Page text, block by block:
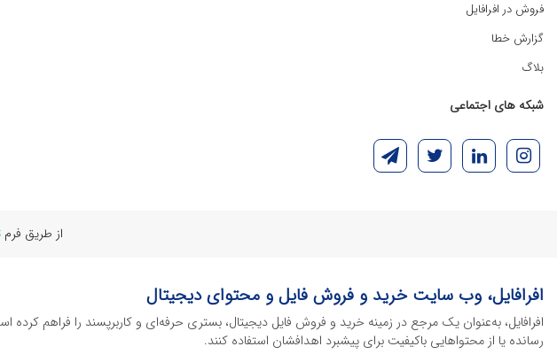
فروش در افرافایل
گزارش خطا
بلاگ
شبکه های اجتماعی
از طریق فرم
افرافایل، وب سایت خرید و فروش فایل و محتوای دیجیتال
افرافایل، به‌عنوان یک مرجع در زمینه خرید و فروش فایل دیجیتال، بستری حرفه‌ای و کاربرپسند را فراهم
رسانده یا از محتواهایی باکیفیت برای پیشبرد اهدافشان استفاده کنند.